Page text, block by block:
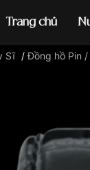
Trang chủ
Sĩ /Đồng hồ Pin /